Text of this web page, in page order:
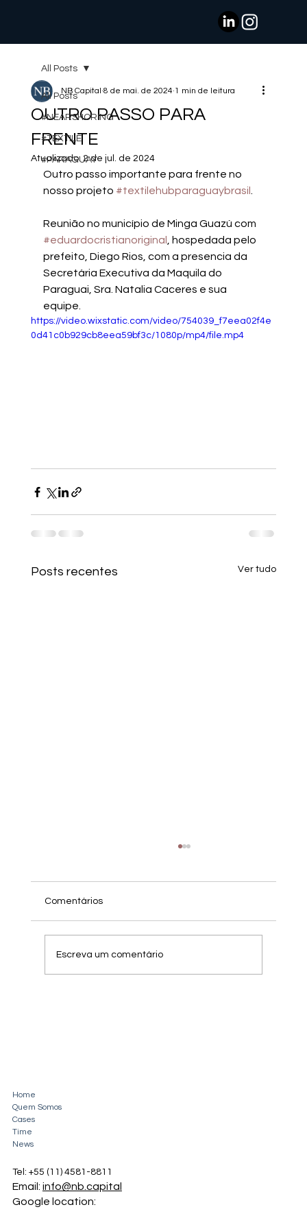
All Posts
#NEARSHORING
#TEXTILE
#PARAGUAY
All Posts
OUTRO PASSO PARA
FRENTE
NB Capital 8 de mai. de 2024 1 min de leitura
Atualizado: 2 de jul. de 2024
Outro passo importante para frente no
nosso projeto #textilehubparaguaybrasil
Reunião no município de Minga Guazú com
#eduardocristianoriginal , hospedada pelo
prefeito, Diego Rios, com a presencia da
Secretária Executiva da Maquila do
Paraguai, Sra. Natalia Caceres e sua
equipe.
https://video.wixstatic.com/video/754039_f7eea02f4e
0d41c0b929cb8eea59bf3c/1080p/mp4/file.mp4
Posts recentes Ver tudo
Comentários
Escreva um comentário
Home
Quem Somos
Cases
Time
News
Tel: +55 (11) 4581-8811
Email: info@nb.capital
Google location: